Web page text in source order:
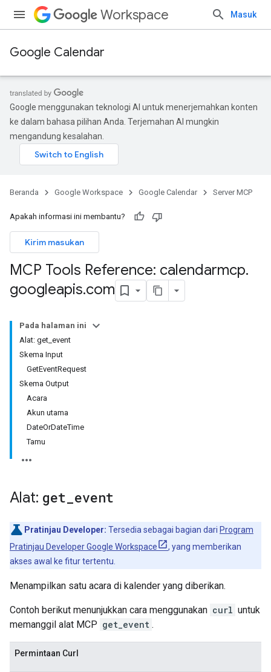
Workspace Masuk
Google Calendar
Google menggunakan teknologi AI untuk menerjemahkan konten
ke dalam bahasa pilihan Anda. Terjemahan AI mungkin
mengandung kesalahan.
Beranda Google Workspace Google Calendar Server MCP
Apakah informasi ini membantu?
Kirim masukan
MCP Tools Reference: calendarmcp.
googleapis.com
Pada halaman ini
Alat: get_event
Skema Input
GetEventRequest
Skema Output
Acara
Akun utama
DateOrDateTime
Tamu
Alat: get event
Pratinjau Developer: Tersedia sebagai bagian dari Program
Pratinjau Developer Google Workspace
, yang memberikan
akses awal ke fitur tertentu.
Menampilkan satu acara di kalender yang diberikan.
Contoh berikut menunjukkan cara menggunakan curl untuk
memanggil alat MCP get_event .
Permintaan Curl